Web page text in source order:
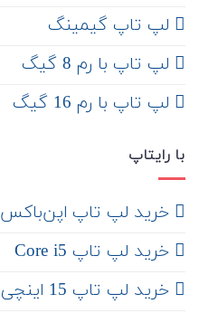
لپ تاپ گیمینگ
لپ تاپ با رم 8 گیگ
لپ تاپ با رم 16 گیگ
با رایتاپ
‌ خرید لپ تاپ اپن‌باکس
خرید لپ تاپ Core i5
‌‌ خرید لپ تاپ 15 اینچی